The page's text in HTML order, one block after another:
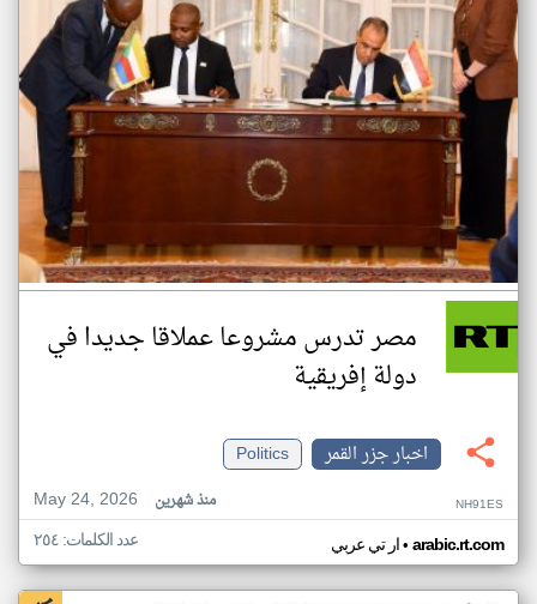
مصر تدرس مشروعا عملاقا جديدا في
دولة إفريقية
اخبار جزر القمر
Politics
May 24, 2026
منذ شهرين NH91ES
ار تي عربي• arabic.rt.com عدد الكلمات: ٢٥٤